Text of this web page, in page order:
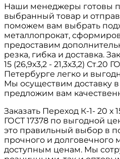
Наши менеджеры готовы
выбранный товар и
поможем вам выбрать
металлопрокат,
предоставим
резка, гибка и доставка.
15 (26,9х3,2 - 21,3х3,2) Ст.20
Петербурге легко и
Мы осуществим доставку
предложим вам
Заказать Переход К-1- 20 х
ГОСТ 17378 по выгодной
это правильный выбор в
прочного и долговечного
доступным ценам. Мы